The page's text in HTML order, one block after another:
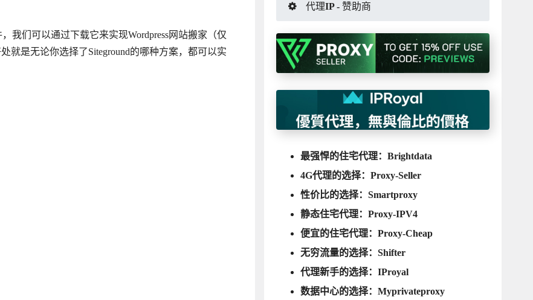
我们可以通过下载它来实现Wordpress网站搬家（仅
就是无论你选择了Siteground的哪种方案，都可以实
代理IP - 赞助商
最强悍的住宅代理： Brightdata
4G代理的选择： Proxy-Seller
性价比的选择： Smartproxy
静态住宅代理： Proxy-IPV4
便宜的住宅代理： Proxy-Cheap
无穷流量的选择： Shifter
代理新手的选择： IProyal
数据中心的选择： Myprivateproxy